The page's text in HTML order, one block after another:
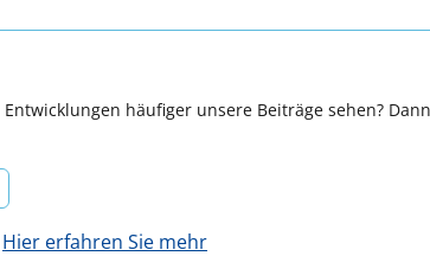
häufiger unsere Beiträge sehen?
Hier erfahren Sie mehr